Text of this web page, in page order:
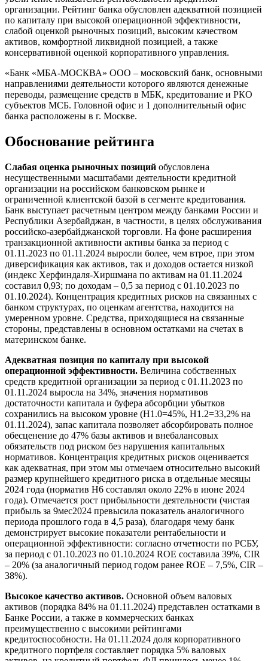
организации. Рейтинг банка обусловлен адекватной позицией
по капиталу при высокой операционной эффективности,
слабой оценкой рыночных позиций, высоким качеством
активов, комфортной ликвидной позицией, а также
консервативной оценкой корпоративного управления.
«Банк «МБА-МОСКВА» ООО – московский банк, основными
направлениями деятельности которого являются денежные
переводы, размещение средств в МБК, кредитование и РКО
субъектов МСБ. Головной офис и 1 дополнительный офис
банка расположены в г. Москве.
Обоснование рейтинга
Слабая оценка рыночных позиций обусловлена
несущественными масштабами деятельности кредитной
организации на российском банковском рынке и
ограниченной клиентской базой в сегменте кредитования.
Банк выступает расчетным центром между банками России и
Республики Азербайджан, в частности, в целях обслуживания
российско-азербайджанской торговли. На фоне расширения
транзакционной активности активы банка за период с
01.11.2023 по 01.11.2024 выросли более, чем втрое, при этом
диверсификация как активов, так и доходов остается низкой
(индекс Херфиндаля-Хиршмана по активам на 01.11.2024
составил 0,93; по доходам – 0,5 за период c 01.10.2023 по
01.10.2024). Концентрация кредитных рисков на связанных с
банком структурах, по оценкам агентства, находится на
умеренном уровне. Средства, приходящиеся на связанные
стороны, представлены в основном остатками на счетах в
материнском банке.
Адекватная позиция по капиталу при высокой
операционной эффективности. Величина собственных
средств кредитной организации за период с 01.11.2023 по
01.11.2024 выросла на 34%, значения нормативов
достаточности капитала и буфера абсорбции убытков
сохранились на высоком уровне (Н1.0=45%, Н1.2=33,2% на
01.11.2024), запас капитала позволяет абсорбировать полное
обесценение до 47% базы активов и внебалансовых
обязательств под риском без нарушения капитальных
нормативов. Концентрация кредитных рисков оценивается
как адекватная, при этом мы отмечаем относительно высокий
размер крупнейшего кредитного риска в отдельные месяцы
2024 года (норматив Н6 составлял около 22% в июне 2024
года). Отмечается рост прибыльности деятельности (чистая
прибыль за 9мес2024 превысила показатель аналогичного
периода прошлого года в 4,5 раза), благодаря чему банк
демонстрирует высокие показатели рентабельности и
операционной эффективности: согласно отчетности по РСБУ,
за период с 01.10.2023 по 01.10.2024 ROE составила 39%, CIR
– 20% (за аналогичный период годом ранее ROE – 7,5%, CIR –
38%).
Высокое качество активов. Основной объем валовых
активов (порядка 84% на 01.11.2024) представлен остатками в
Банке России, а также в коммерческих банках
преимущественно с высокими рейтингами
кредитоспособности. На 01.11.2024 доля корпоративного
кредитного портфеля составляет порядка 5% валовых